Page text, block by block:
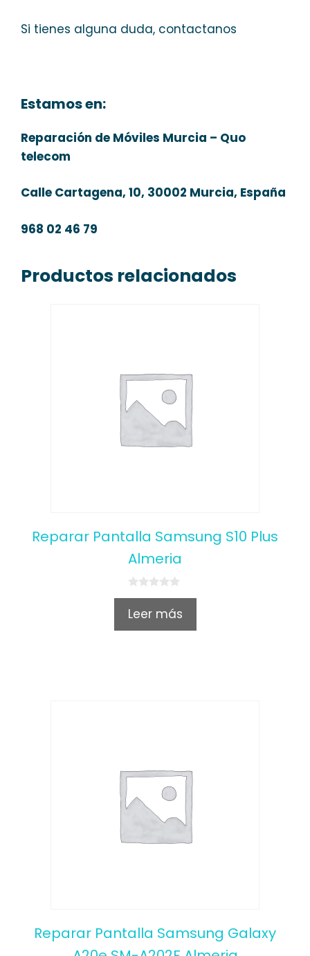
Si tienes alguna duda, contactanos
Estamos en:
Reparación de Móviles Murcia – Quo
telecom
Calle Cartagena, 10, 30002 Murcia, España
968 02 46 79
Productos relacionados
Reparar Pantalla Samsung S10 Plus
Almeria
0
u
Leer más
Reparar Pantalla Samsung Galaxy